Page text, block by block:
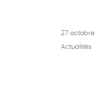
Publié
le
27 octobre
Catégories
Actualités